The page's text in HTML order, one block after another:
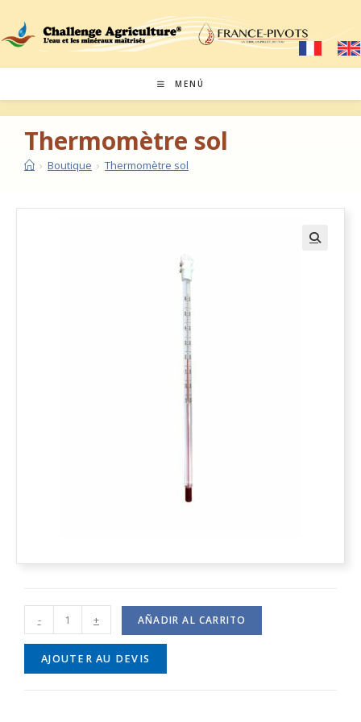
MENÚ
Thermomètre sol
› Boutique › Thermomètre sol
- + AÑADIR AL CARRITO
AJOUTER AU DEVIS